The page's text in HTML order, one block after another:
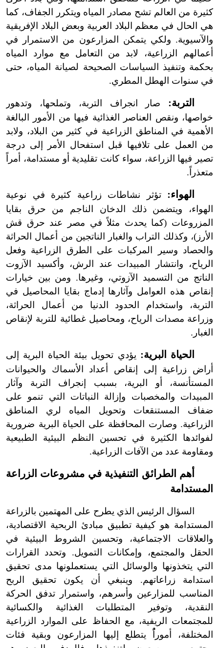
كثيرة من العالم تشح مصادر المياه ويتكرر الجفاف، كما
هي الحال في معظم البلاد العربية وبعض البلاد الإفريقية
والآسيوية. ولكي يتمكن المزارعون من الاستمرار في
أعمالهم الزراعية، لابد من التعامل مع موارد المياه
بحكمة وتنفيذ السياسات الصحيحة لصيانة المياه، حتى
في سنوات الهطل المطري.
التربة: صار انجراف التربة، وتملحها، وتدهور
خواصها، ونقص العناصر الغذائية فيها من الأمور البالغة
الأهمية في المناطق الزراعية في كثير من البلاد، ولابد
من العمل على تلافيها قبل استفحال الأمر إلى درجة
تصير فيها الزراعة، سواء كانت تقليدية أو مستدامة، أمراً
متعذراً.
الهواء: تؤثر نشاطات زراعية كثيرة في نوعية
الهواء، ويتضمن ذلك الدخان الناجم من حرق بقايا
المزروعات (كما يحدث مثلاً في مصر عند حرق قش
الأرز)، وكذلك التراب والغبار الناتجين من أعمال الحراثة
والحصاد وسير المركبات على الطرق الزراعية وفعل
الرياح، وانتشار المبيدات عند الرش، وأكسيد الآزوت
الناتج من التسميد الآزوتي، وغيرها. ومن بين خيارات
إنقاص هذه العوامل وآثارها إدماج بقايا المحاصيل في
التربة، واستخدام الحدود الدنيا من أعمال الحراثة،
وزراعة مصدات الرياح، ومحاصيل غطائية للتربة لإنقاص
الغبار.
الحياة البرية: يؤدي تحويل بيئة الحياة البرية إلى
أراض زراعية إلى إنقاص أعداد الأسماك والحيوانات
المستأنسة، أو البرية، بسبب إنجراف التربة وآثار
المبيدات والمخصبات وإزالة النباتات التي تنمو على
ضفاف المستنقعات وتحويل المياه لري المناطق
الزراعية. وصارت المحافظة على الحياة البرية ضرورية
لفوائدها الكثيرة في تحسين النظم البيئية الطبيعية
ومقاومة عدد من الآفات الزراعية.
أهم الطرائق التنفيذية في مشروعات الزراعة
المستدامة
السؤال الرئيس الذي يطرح على المهتمين بالزراعة
المستدامة هو كيفية تطبيق مبادئ الربحية الاقتصادية،
والعلاقات الاجتماعية، وتحسين الشروط البيئية في
الحقل والمجتمع، وإمكانات التمويل. وتحدد القرارات
التي يتخذونها والوسائل التي يستعملونها مدى تحقيق
استدامة زراعاتهم. وينبغي أن يكون تحقيق الربح
المناسب للمزارعين وأسرهم، واستمرار تدفق الحركة
النقدية، وتوفير المتطلبات الغذائية والكسائية
للمجتمعات الريفية، مع الحفاظ على الموارد الزراعية
المختلفة، أموراًُ يتطلع إليها المزارعون وبقية فئات